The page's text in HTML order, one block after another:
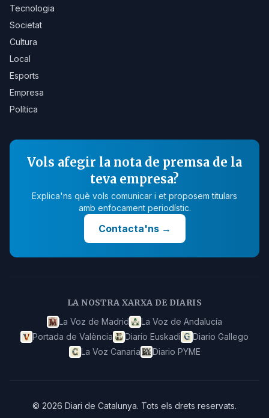
Tecnologia
Societat
Cultura
Local
Esports
Empresa
Política
Vols afegir la nota de premsa de la
teva empresa?
Explica'ns què vols comunicar i et proposem titulars
amb enfocament periodístic.
Contacta'ns→
LA NOSTRA XARXA DE DIARIS
La Voz de Madrid
La Voz de Andalucía
Portada de València
Diario Euskadi
Diario Gallego
La Voz Canaria
Diario PYME
© 2026 Diari de Catalunya. Tots els drets reservats.